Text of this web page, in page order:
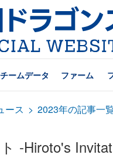
チームデータ ファーム
ース > 2023年の記事一
-Hiroto's